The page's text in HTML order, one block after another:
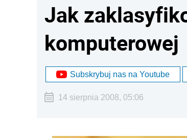
Jak
komputerowej
Subskrybuj nas na Youtube
14 sierpnia 2008, 05:06